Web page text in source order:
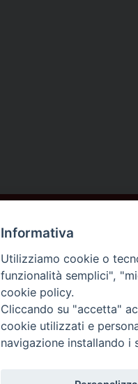
DIOCESI DI
AREZZO
Informativa
Utilizziamo cookie o
funzionalità semplici",
cookie policy.
Cliccando su "accetta"
cookie utilizzati e
navigazione installando